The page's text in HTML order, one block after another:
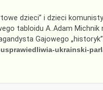
dzieci” i dzieci
tabloidu A..Adam Michnik
Gajowego
ukrainski-